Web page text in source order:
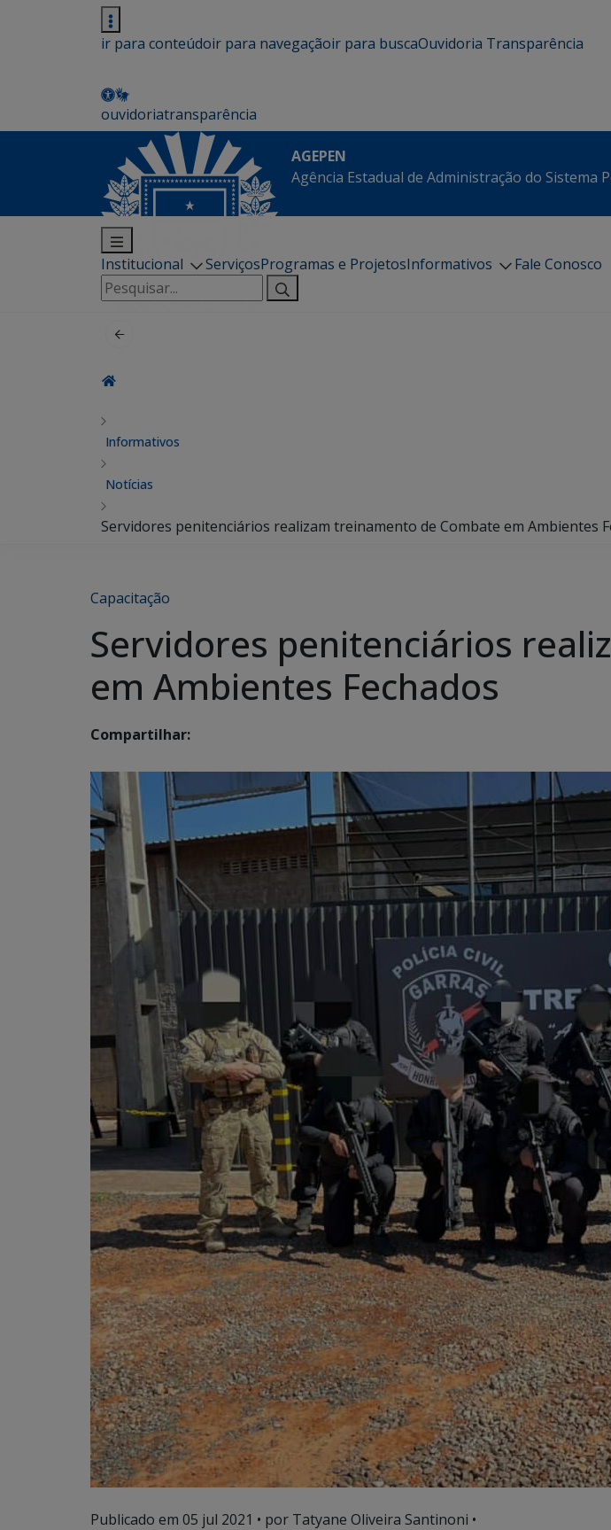
ir para conteúdoir para navegaçãoir para buscaOuvidoria Transparência
ouvidoriatransparência
AGEPEN
Agência Estadual de Administração do Sistema
Institucional ServiçosProgramas e ProjetosInformativos
Fale Conosco
Pesquisar
por:
Informativos
Notícias
Servidores penitenciários realizam treinamento de Combate em Ambientes
Capacitação
Servidores penitenciários
em Ambientes Fechados
Compartilhar:
Publicado em 05 jul 2021 • por Tatyane Oliveira Santinoni •